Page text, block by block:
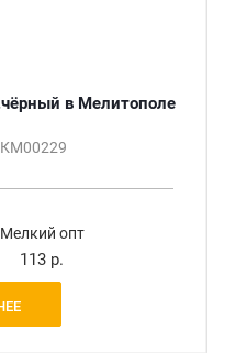
в Мелитополе
Мелкий опт
113 р.